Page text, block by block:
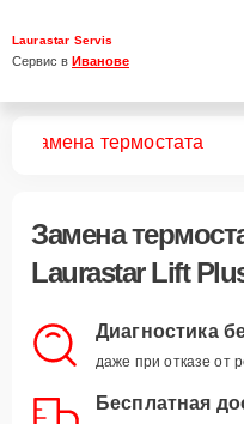
Laurastar Servis
Сервис в Иванове
Замена термостата
Замена
Laurastar Lift
Диагностика
даже при отказе от
Бесплатная